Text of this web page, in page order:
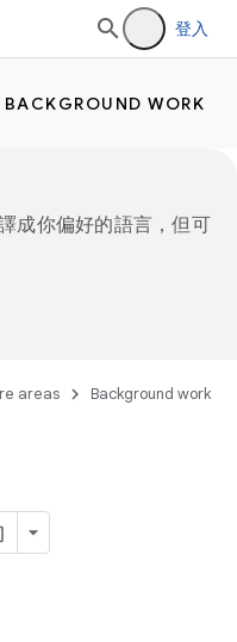
登入
BACKGROUND WORK
成你偏好的語言，但可
areas
Background work